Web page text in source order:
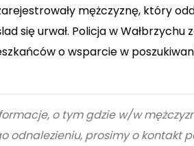
mężczyznę, który
się urwał. Policja w Wałbrzychu
o wsparcie w
o tym gdzie w/w
odnalezieniu, prosimy o kontakt